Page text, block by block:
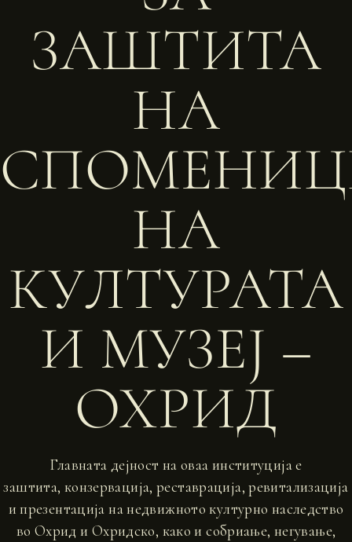
ЗАШТИТА
НА
НА
КУЛТУРАТА
И МУЗЕЈ –
ОХРИД
Главната дејност на оваа институција е
заштита, конзервација, реставрација, ревитализација
и презентација на недвижното културно наследство
во Охрид и Охридско, како и собриање, негување,